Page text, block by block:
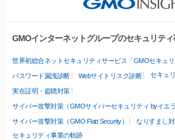
GMOインターネットグループのセキュリテ
世界初総合ネットセキュリティサービス「GMOセキュリ
パスワード漏洩診断 Webサイトリスク診断 セキュ
実在証明・盗聴対策
サイバー攻撃対策（GMOサイバーセキュリティ byイエラ
サイバー攻撃対策（GMO Flatt Security）
なりすまし
セキュリティ事業の軌跡